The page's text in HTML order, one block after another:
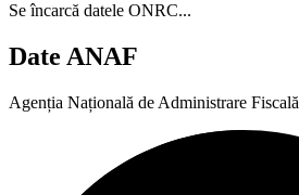
Se încarcă datele ONRC...
Date ANAF
Agenția Națională de Administrare Fiscală